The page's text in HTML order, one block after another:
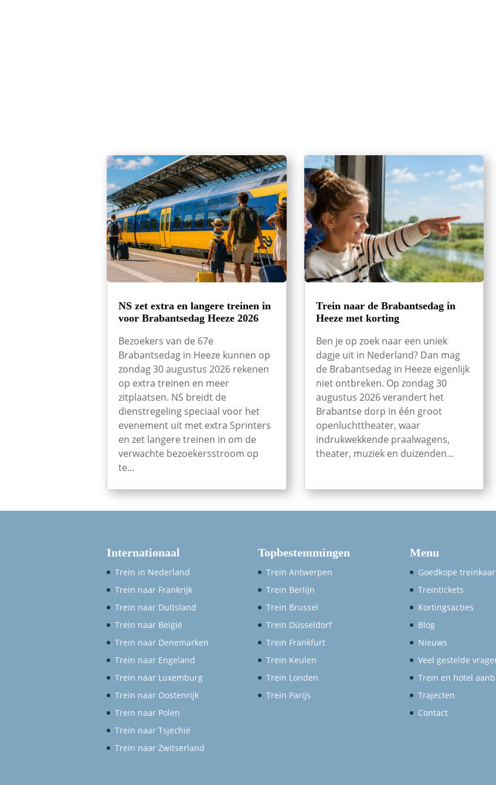
NS zet extra en langere treinen in
voor Brabantsedag Heeze 2026
Bezoekers van de 67e
Brabantsedag in Heeze kunnen op
zondag 30 augustus 2026 rekenen
op extra treinen en meer
zitplaatsen. NS breidt de
dienstregeling speciaal voor het
evenement uit met extra Sprinters
en zet langere treinen in om de
verwachte bezoekersstroom op
te...
Trein naar de Brabantsedag in
Heeze met korting
Ben je op zoek naar een uniek
dagje uit in Nederland? Dan mag
de Brabantsedag in Heeze eigenlijk
niet ontbreken. Op zondag 30
augustus 2026 verandert het
Brabantse dorp in één groot
openluchttheater, waar
indrukwekkende praalwagens,
theater, muziek en duizenden...
Internationaal
Trein in Nederland
Trein naar Frankrijk
Trein naar Duitsland
Trein naar België
Trein naar Denemarken
Trein naar Engeland
Trein naar Luxemburg
Trein naar Oostenrijk
Trein naar Polen
Trein naar Tsjechië
Trein naar Zwitserland
Topbestemmingen
Trein Antwerpen
Trein Berlijn
Trein Brussel
Trein Düsseldorf
Trein Frankfurt
Trein Keulen
Trein Londen
Trein Parijs
Menu
Goedkope
Treintickets
Kortingsacties
Blog
Nieuws
Veel gestelde
Trein en hotel
Trajecten
Contact